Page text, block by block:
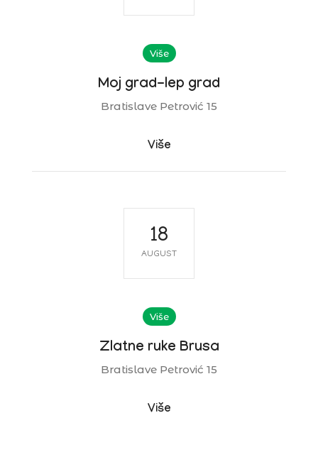
Više
Moj grad-lep grad
Bratislave Petrović 15
Više
18
AUGUST
Više
Zlatne ruke Brusa
Bratislave Petrović 15
Više